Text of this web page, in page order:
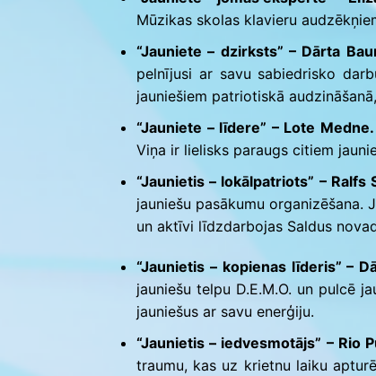
Mūzikas skolas klavieru
“Jauniete – dzirksts” – Dārta
pelnījusi ar savu sabiedrisko
jauniešiem patriotiskā
“Jauniete – līdere” – Lote Medne.
Viņa ir lielisks paraugs citiem
“Jaunietis – lokālpatriots” – Ralfs
jauniešu pasākumu
un aktīvi līdzdarbojas Saldus
“Jaunietis – kopienas līderis” –
jauniešu telpu D.E.M.O. un pulcē
jauniešus ar savu enerģiju.
“Jaunietis – iedvesmotājs” – Rio
traumu, kas uz krietnu laiku